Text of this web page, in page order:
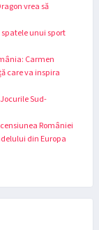
vrea să
unui sport
Carmen
care va inspira
Sud-
României
din Europa